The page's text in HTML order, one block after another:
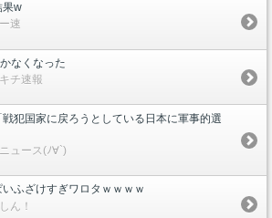
果w
速
なくなった
チ速報
犯国家に戻ろうとしている日本に軍事的選
ュース(ﾉ∀`)
ふざけすぎワロタｗｗｗｗ
ん！